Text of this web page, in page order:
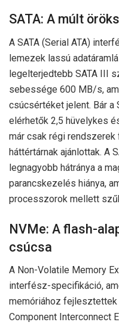
SATA: A múlt
A SATA (Serial ATA)
lemezek lassú
legelterjedtebb SATA III
sebessége 600 MB/s,
csúcsértéket jelent. Bár a
elérhetők 2,5 hüvelykes
már csak régi
háttértárnak ajánlottak. A
legnagyobb hátránya a
parancskezelés hiánya,
processzorok mellett
NVMe: A flash-
csúcsa
A Non-Volatile Memory
interfész-specifikáció,
memóriához fejlesztettek
Component Interconnect